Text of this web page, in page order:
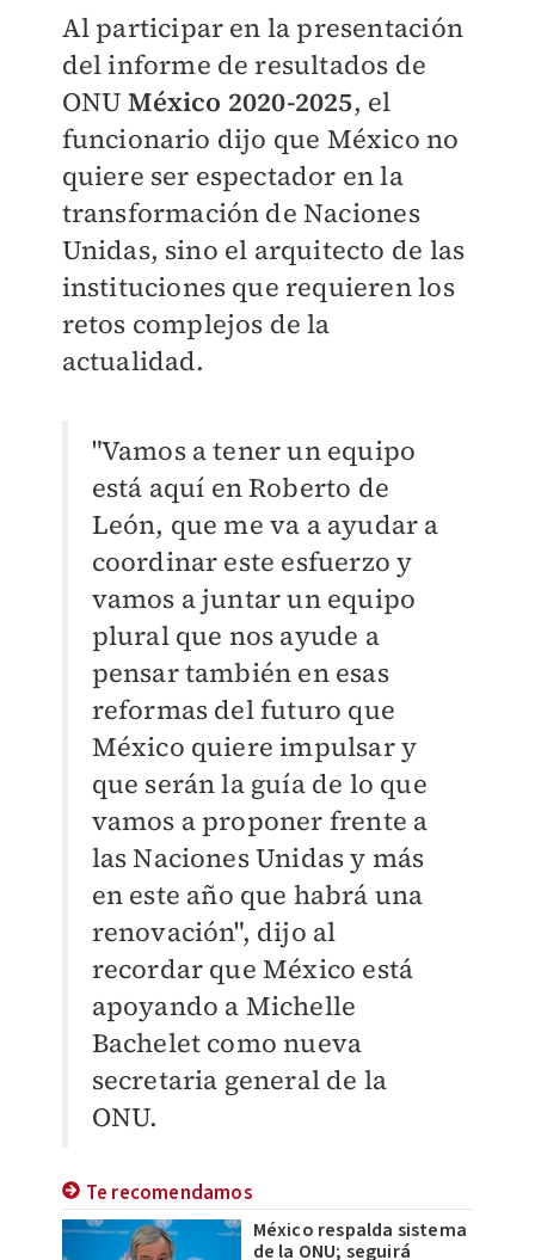
Al participar en la presentación
del informe de resultados de
ONUMéxico 2020-2025, el
funcionario dijo que México no
quiere ser espectador en la
transformación de Naciones
Unidas, sino el arquitecto de las
instituciones que requieren los
retos complejos de la
actualidad.
"Vamos a tener un equipo
está aquí en Roberto de
León, que me va a ayudar a
coordinar este esfuerzo y
vamos a juntar un equipo
plural que nos ayude a
pensar también en esas
reformas del futuro que
México quiere impulsar y
que serán la guía de lo que
vamos a proponer frente a
las Naciones Unidas y más
en este año que habrá una
renovación", dijo al
recordar que México está
apoyando a Michelle
Bachelet como nueva
secretaria general de la
ONU.
Te recomendamos
México respalda sistema
de la ONU; seguirá